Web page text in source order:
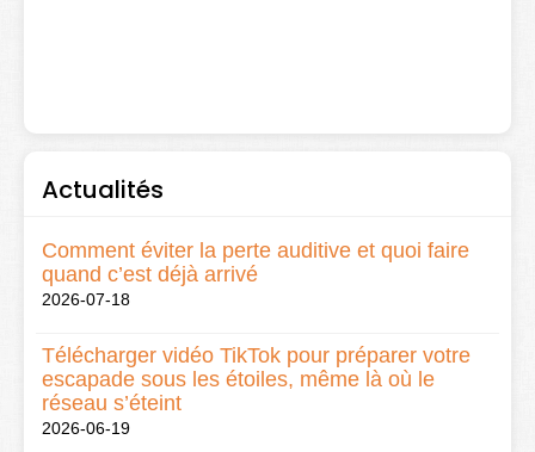
Actualités
Comment éviter la perte auditive et quoi faire
quand c’est déjà arrivé
2026-07-18
Télécharger vidéo TikTok pour préparer votre
escapade sous les étoiles, même là où le
réseau s’éteint
2026-06-19